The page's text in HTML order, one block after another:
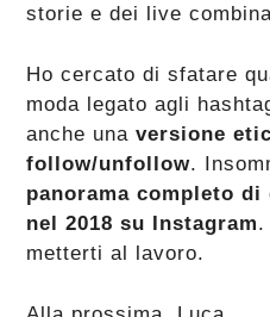
storie e dei live
Ho cercato di sfatare
moda legato agli
anche unaversione
follow/unfollow.
panorama completo
nel 2018 su Instagram.
metterti al lavoro.